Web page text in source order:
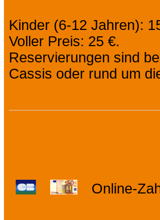
Kinder (6-12 Jahren):
Voller Preis: 25 €.
Reservierungen sind
Cassis oder rund um
Online-